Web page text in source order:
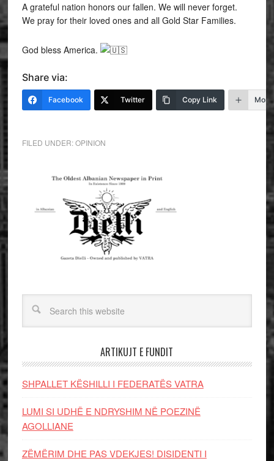
A grateful nation honors our fallen. We will never forget.
We pray for their loved ones and all Gold Star Families.
God bless America.
Share via:
Facebook Twitter Copy Link More
FILED UNDER:OPINION
ARTIKUJT E FUNDIT
SHPALLET KËSHILLI I FEDERATËS VATRA
LUMI SI UDHË E NDRYSHIM NË POEZINË
AGOLLIANE
ZËMËRIM DHE PAS VDEKJES! DISIDENTI I